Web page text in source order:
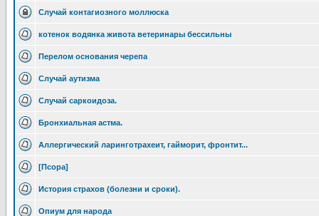
Случай контагиозного моллюска
котенок водянка живота ветеринары бессильны
Перелом основания черепа
Случай аутизма
Случай саркоидоза.
Бронхиальная астма.
Аллергический ларинготрахеит, гайморит, фронтит...
[Псора]
История страхов (болезни и сроки).
Опиум для народа